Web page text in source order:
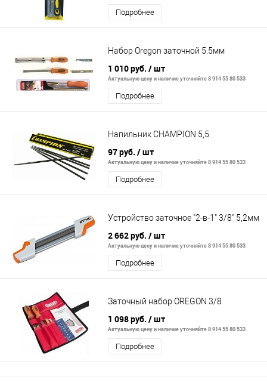
Подробнее
Набор Oregon заточной 5.5мм
1 010 руб. / шт
Актуальную цену и наличие уточняйте 8 914 55 80 533
Подробнее
Напильник CHAMPION 5,5
97 руб. / шт
Актуальную цену и наличие уточняйте 8 914 55 80 533
Подробнее
Устройство заточное "2-в-1" 3/8" 5,2мм
2 662 руб. / шт
Актуальную цену и наличие уточняйте 8 914 55 80 533
Подробнее
Заточный набор OREGON 3/8
1 098 руб. / шт
Актуальную цену и наличие уточняйте 8 914 55 80 533
Подробнее